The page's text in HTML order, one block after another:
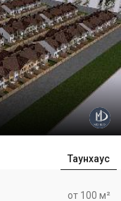
Таунхаус
от 100 м²